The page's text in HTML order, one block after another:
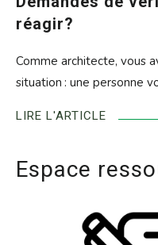
réagir?
Comme architecte, vous
situation : une personne
LIRE L'ARTICLE
Espace